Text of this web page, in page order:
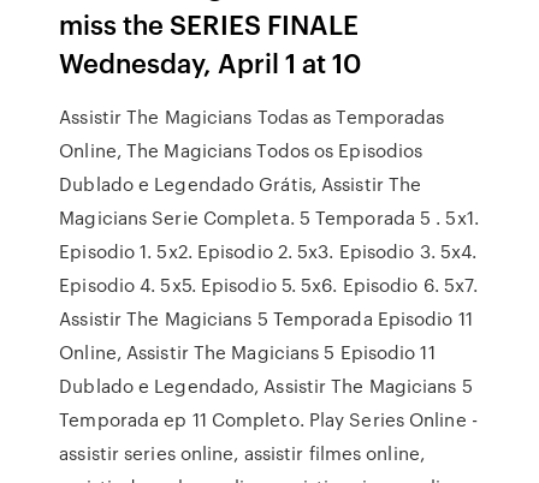
miss the SERIES FINALE
Wednesday, April 1 at 10
Assistir The Magicians Todas as Temporadas
Online, The Magicians Todos os Episodios
Dublado e Legendado Grátis, Assistir The
Magicians Serie Completa. 5 Temporada 5 . 5x1.
Episodio 1. 5x2. Episodio 2. 5x3. Episodio 3. 5x4.
Episodio 4. 5x5. Episodio 5. 5x6. Episodio 6. 5x7.
Assistir The Magicians 5 Temporada Episodio 11
Online, Assistir The Magicians 5 Episodio 11
Dublado e Legendado, Assistir The Magicians 5
Temporada ep 11 Completo. Play Series Online -
assistir series online, assistir filmes online,